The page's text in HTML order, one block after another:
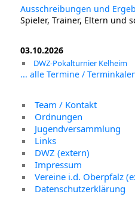
Ausschreibungen und
Spieler, Trainer, Eltern und
03.10.2026
DWZ-Pokalturnier Kelheim
... alle Termine /
Team / Kontakt
Ordnungen
Jugendversammlung
Links
DWZ (extern)
Impressum
Vereine i.d. Oberpfalz
Datenschutzerklärung